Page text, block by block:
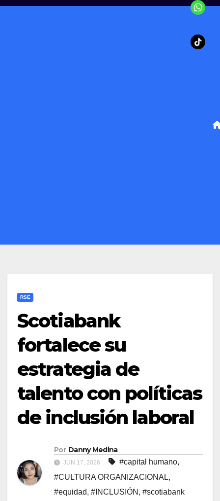
RSE
Scotiabank
fortalece su
estrategia de
talento con políticas
de inclusión laboral
Por Danny Medina
JUN 17, 2026 #capital humano,
#CULTURA ORGANIZACIONAL,
#equidad, #INCLUSIÓN , #scotiabank